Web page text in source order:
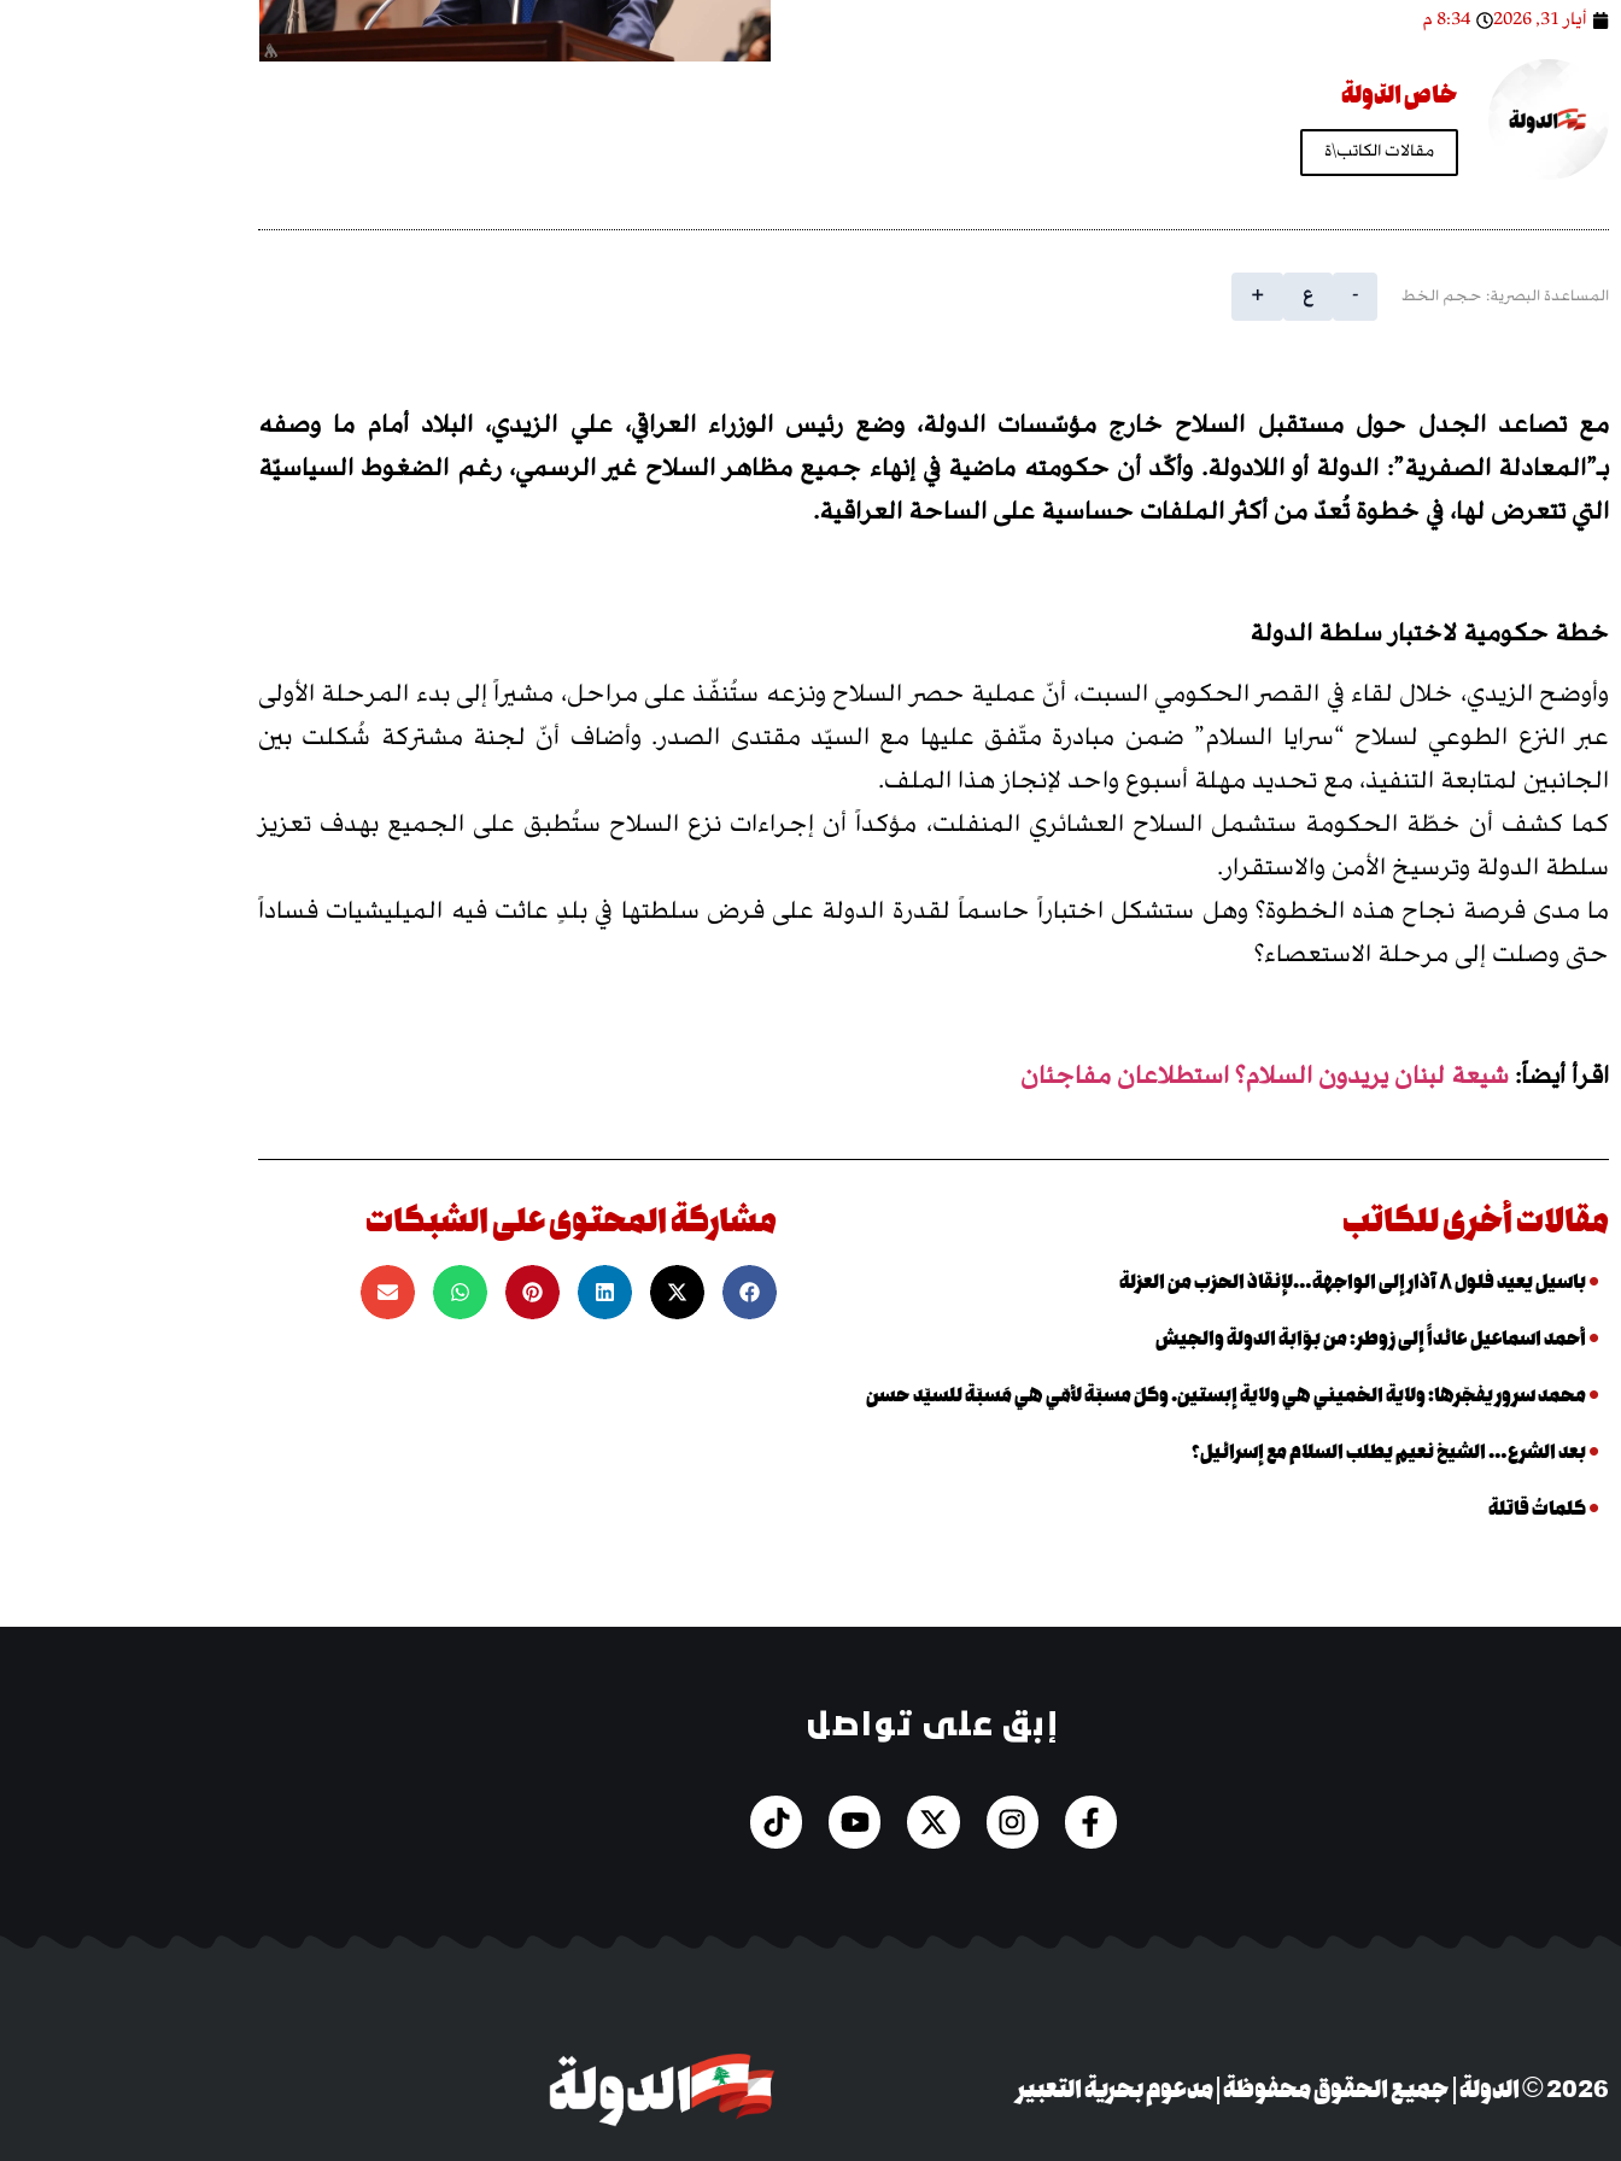
أيار 31, 2026 8:34 م
خاص الدّولة
مقالات الكاتب\ة
المساعدة البصرية: حجم الخط - ع +
مع تصاعد الجدل حول مستقبل السلاح خارج مؤسّسات الدولة، وضع رئيس الوزراء العراقي، علي الزيدي، البلاد أمام ما وصفه
بـ”المعادلة الصفرية”: الدولة أو اللادولة. وأكّد أن حكومته ماضية في إنهاء جميع مظاهر السلاح غير الرسمي، رغم الضغوط السياسيّة
التي تتعرض لها، في خطوة تُعدّ من أكثر الملفات حساسية على الساحة العراقية.
خطة حكومية لاختبار سلطة الدولة
وأوضح الزيدي، خلال لقاء في القصر الحكومي السبت، أنّ عملية حصر السلاح ونزعه ستُنفّذ على مراحل، مشيراً إلى بدء المرحلة الأولى
عبر النزع الطوعي لسلاح “سرايا السلام” ضمن مبادرة متّفق عليها مع السيّد مقتدى الصدر. وأضاف أنّ لجنة مشتركة شُكلت بين
الجانبين لمتابعة التنفيذ، مع تحديد مهلة أسبوع واحد لإنجاز هذا الملف.
كما كشف أن خطّة الحكومة ستشمل السلاح العشائري المنفلت، مؤكداً أن إجراءات نزع السلاح ستُطبق على الجميع بهدف تعزيز
سلطة الدولة وترسيخ الأمن والاستقرار.
ما مدى فرصة نجاح هذه الخطوة؟ وهل ستشكل اختباراً حاسماً لقدرة الدولة على فرض سلطتها في بلدٍ عاثت فيه الميليشيات فساداً
حتى وصلت إلى مرحلة الاستعصاء؟
اقرأ أيضاً:شيعة لبنان يريدون السلام؟ استطلاعان مفاجئان
مقالات أخرى للكاتب
باسيل يعيد فلول ٨ آذار إلى الواجهة…لإنقاذ الحزب من العزلة
أحمد اسماعيل عائداً إلى زوطر: من بوّابة الدولة والجيش
محمد سرور يفجّرها: ولاية الخميني هي ولاية إبستين. وكلّ مسبّة لأمّي هي مَسبّة للسيّد حسن
بعد الشرع… الشيخ نعيم يطلب السلام مع إسرائيل؟
كلماتٌ قاتلة
مشاركة المحتوى على الشبكات
إبق على تواصل
‎© 2026 الدولة | جميع الحقوق محفوظة | مدعوم بحرية التعبير